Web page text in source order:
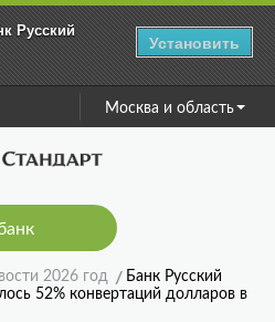
Русский
Установить
Москва и область
2026 год
Банк Русский
52% конвертаций долларов в